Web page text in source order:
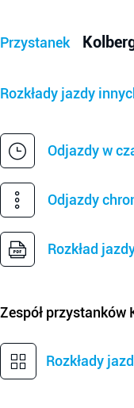
Przystanek
Rozkłady jazdy
Odjazdy w
Odjazdy
Rozkład
Zespół przystanków
Rozkłady